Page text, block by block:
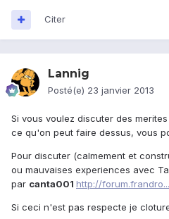
Citer
Lannig
Posté(e) 23 janvier 2013
Si vous voulez discuter des
ce qu'on peut faire dessus, vous
Pour discuter (calmement et
ou mauvaises experiences avec
par canta001 http://
Si ceci n'est pas respecte je